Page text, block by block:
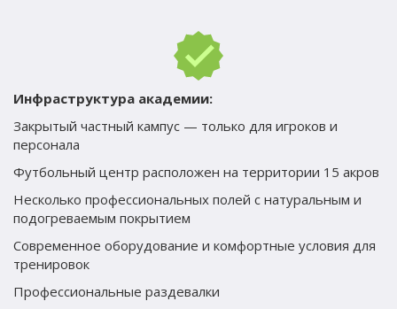
Инфраструктура академии:
Закрытый частный кампус — только для игроков и
персонала
Футбольный центр расположен на территории 15 акров
Несколько профессиональных полей с натуральным и
подогреваемым покрытием
Современное оборудование и комфортные условия для
тренировок
Профессиональные раздевалки